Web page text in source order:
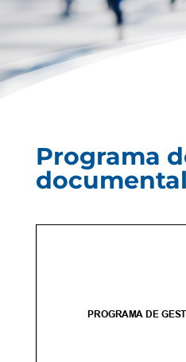
Programa
documental